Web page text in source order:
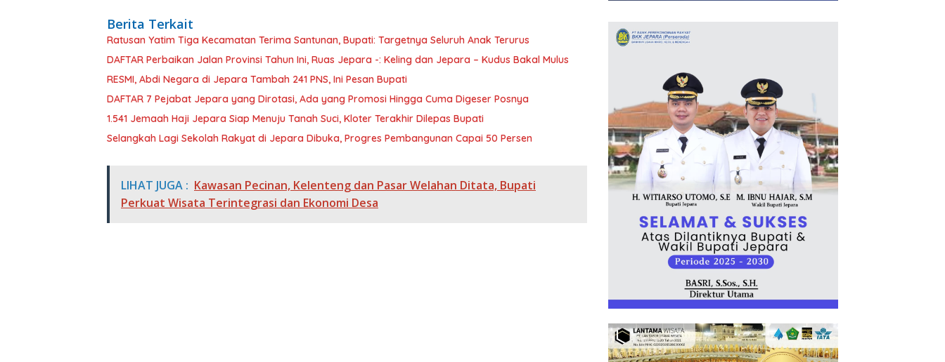
Berita Terkait
Ratusan Yatim Tiga Kecamatan Terima Santunan, Bupati: Targetnya Seluruh Anak Terurus
DAFTAR Perbaikan Jalan Provinsi Tahun Ini, Ruas Jepara -: Keling dan Jepara – Kudus Bakal Mulus
RESMI, Abdi Negara di Jepara Tambah 241 PNS, Ini Pesan Bupati
DAFTAR 7 Pejabat Jepara yang Dirotasi, Ada yang Promosi Hingga Cuma Digeser Posnya
1.541 Jemaah Haji Jepara Siap Menuju Tanah Suci, Kloter Terakhir Dilepas Bupati
Selangkah Lagi Sekolah Rakyat di Jepara Dibuka, Progres Pembangunan Capai 50 Persen
LIHAT JUGA : Kawasan Pecinan, Kelenteng dan Pasar Welahan Ditata, Bupati
Perkuat Wisata Terintegrasi dan Ekonomi Desa